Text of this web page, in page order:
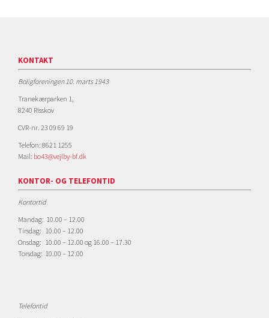
KONTAKT
Boligforeningen 10. marts 1943
Tranekærparken 1,
8240 Risskov
CVR-nr. 23 09 69 19
Telefon: 8621 1255
Mail: bo43@vejlby-bf.dk
KONTOR- OG TELEFONTID
Kontortid
Mandag: 10.00 – 12.00
Tirsdag: 10.00 – 12.00
Onsdag: 10.00 – 12.00 og 16.00 – 17.30
Torsdag: 10.00 – 12.00
Telefontid